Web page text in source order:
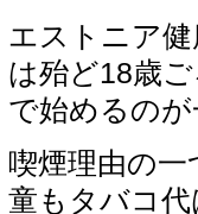
エストニア
は殆ど18歳
で始めるの
喫煙理由の
童もタバコ